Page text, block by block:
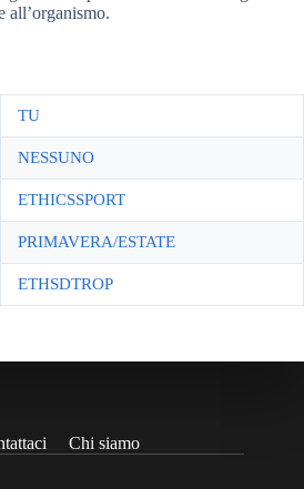
all’organismo.
TU
NESSUNO
ETHICSSPORT
PRIMAVERA/ESTATE
ETHSDTROP
Chi siamo